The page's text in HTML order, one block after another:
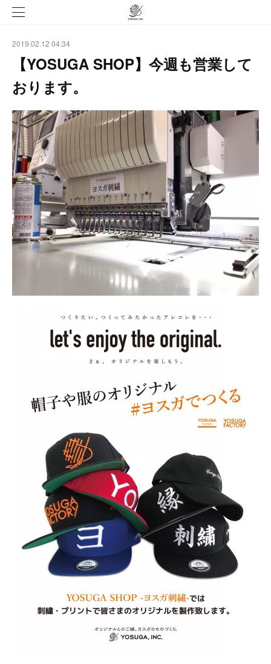
2019.02.12 04:34
【YOSUGA SHOP】今週も営業して
おります。